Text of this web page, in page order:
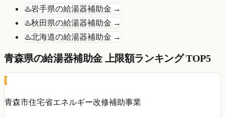
♨️岩手県の給湯器補助金 →
♨️秋田県の給湯器補助金 →
♨️北海道の給湯器補助金 →
青森県の給湯器補助金 上限額ランキング TOP5
1
青森市住宅省エネルギー改修補助事業